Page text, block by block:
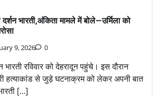
भारती,अंकिता मामले में बोले—उर्मिला को
9, 2026 0
भारती रविवार को देहरादून पहुंचे। इस दौरान
हत्याकांड से जुड़े घटनाक्रम को लेकर अपनी बात
[…]